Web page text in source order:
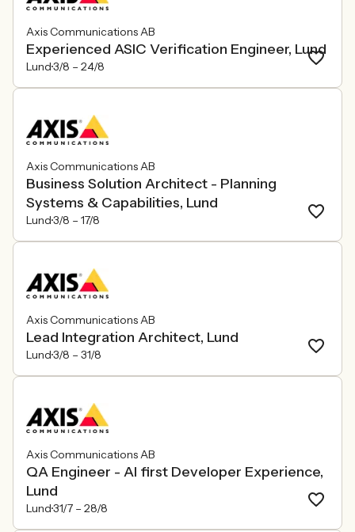
Axis Communications AB
Experienced ASIC Verification Engineer, Lund
Lund3/8 – 24/8
Axis Communications AB
Business Solution Architect - Planning
Systems & Capabilities, Lund
Lund3/8 – 17/8
Axis Communications AB
Lead Integration Architect, Lund
Lund3/8 – 31/8
Axis Communications AB
QA Engineer - AI first Developer Experience,
Lund
Lund31/7 – 28/8